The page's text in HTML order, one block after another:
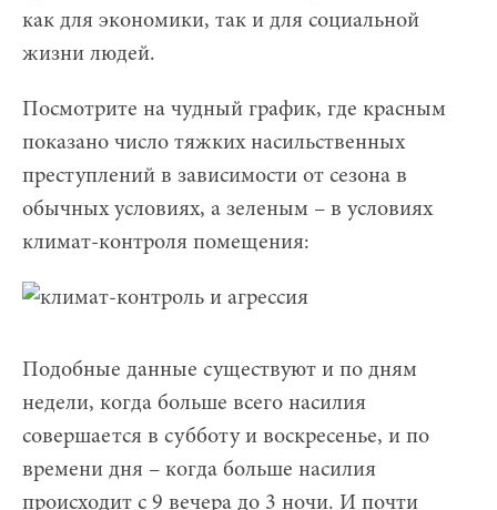
как для экономики, так и для социальной
жизни людей.
Посмотрите на чудный график, где красным
показано число тяжких насильственных
преступлений в зависимости от сезона в
обычных условиях, а зеленым – в условиях
климат-контроля помещения:
Подобные данные существуют и по дням
недели, когда больше всего насилия
совершается в субботу и воскресенье, и по
времени дня – когда больше насилия
происходит с 9 вечера до 3 ночи. И почти